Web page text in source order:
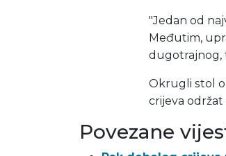
"Jedan od
Međutim,
dugotrajnog,
Okrugli stol
crijeva održat
Povezane